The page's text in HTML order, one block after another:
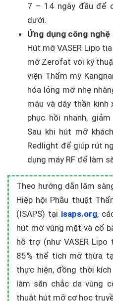
7 – 14 ngày đầu để
dưới.
Ứng dụng công nghệ
Hút mỡ VASER Lipo
mỡ Zerofat với kỹ
viện Thẩm mỹ
hóa lỏng mỡ nhẹ
máu và dây thần kinh
phục hồi nhanh,
Sau khi hút mỡ
Redlight để giúp rút
dụng máy RF để làm
Theo hướng dẫn lâm
Hiệp hội Phẫu thuật
(ISAPS) tại isaps.org,
hút mỡ vùng mặt và cổ
hỗ trợ (như VASER
85% thể tích mỡ thừa
thực hiện, đồng thời
làm săn chắc da vùng
thuật hút mỡ cơ học